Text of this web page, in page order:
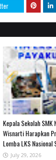
Kepala Sekolah SMK
Wisnarti Harapkan
Lomba LKS
July 29, 2026